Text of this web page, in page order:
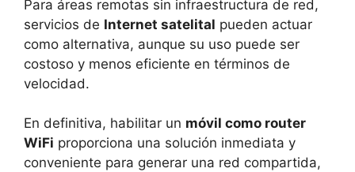
Para áreas remotas sin infraestructura de red,
servicios de Internet satelital pueden actuar
como alternativa, aunque su uso puede ser
costoso y menos eficiente en términos de
velocidad.
En definitiva, habilitar un móvil como router
WiFi proporciona una solución inmediata y
conveniente para generar una red compartida,